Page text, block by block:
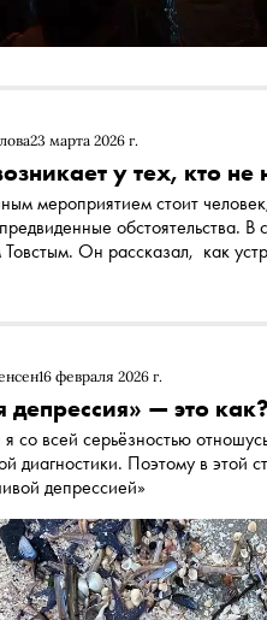
23 марта 2026 г.
у тех, кто
мероприятием стоит
обстоятельства.
Он рассказал, как
16 февраля 2026 г.
— это как?
со всей серьёзностью
диагностики. Поэтому в этой
депрессией»